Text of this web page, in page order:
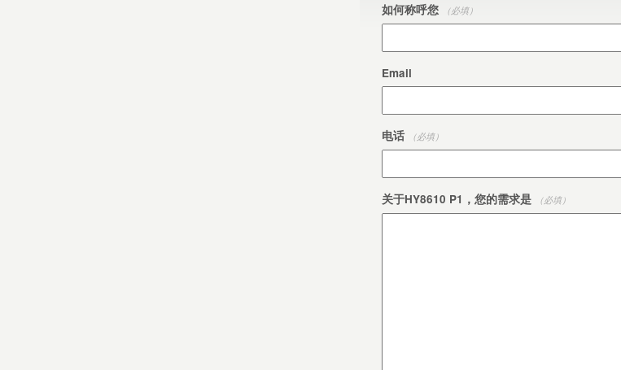
如何称呼您 （必填）
Email
电话 （必填）
关于HY8610 P1，您的需求是 （必填）